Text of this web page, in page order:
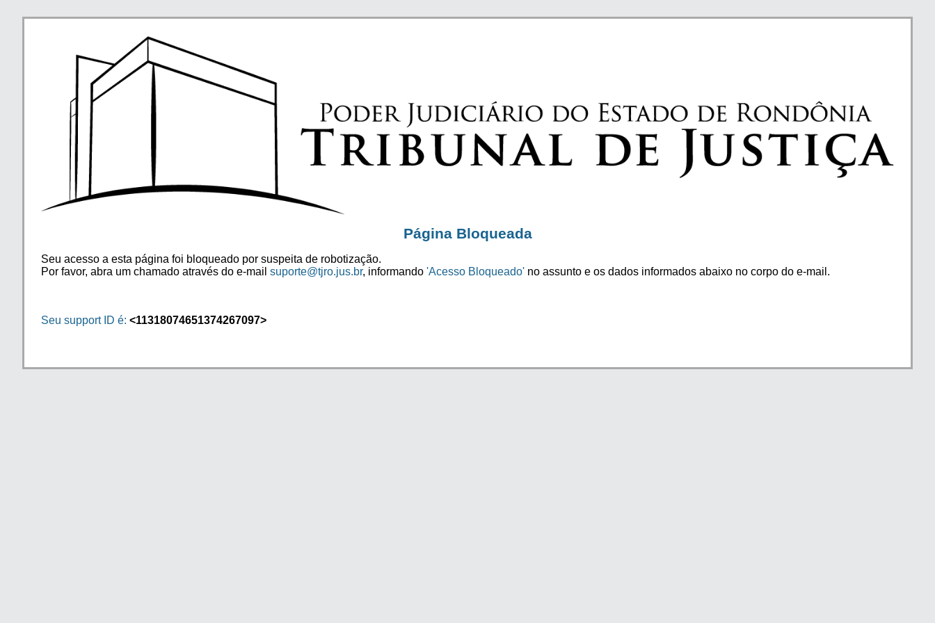
Página Bloqueada
Seu acesso a esta página foi bloqueado por suspeita de robotização.
Por favor, abra um chamado através do e-mail suporte@tjro.jus.br, informando 'Acesso Bloqueado' no assunto e os dados informados abaixo no corpo do e-mail.
Seu support ID é: <11318074651374267097>